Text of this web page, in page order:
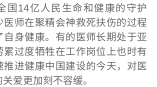
国14亿人民生命和健康的守护
医师在聚精会神救死扶伤的过程
自身健康。有的医师长期处于亚
累过度牺牲在工作岗位上也时有
推进健康中国建设的今天，对医
爱更加刻不容缓。